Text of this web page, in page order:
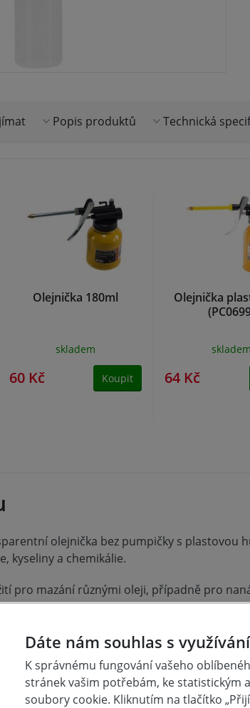
Popis produktů Technická
Olejnička 180ml
skladem
60 Kč Koupit
Olejnička
skladem
64 Kč
olejnička bez pumpičky s plastovou
kyseliny a chemikálie.
pro mazání různými oleji, případně pro
s modrou plastovou výtokovou
nižší hustoty)
spolehlivost a dlouhá životnost
Dáte nám souhlas s
K správnému fungování vašeho
stránek vašim potřebám, ke statistickým
soubory cookie. Kliknutím na tlačítko